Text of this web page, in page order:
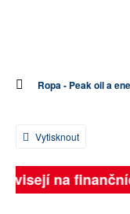
Ropa - Peak oil a
Vytisknout
na